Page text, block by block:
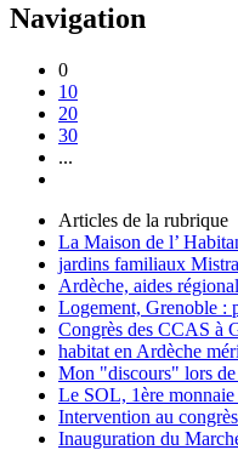
Navigation
0
10
20
30
...
Articles de la rubrique
La Maison de l’
jardins familiaux
Ardèche, aides
Logement, Grenoble :
Congrès des CCAS à
habitat en Ardèche
Mon "discours" lors
Le SOL, 1ère
Intervention au
Inauguration du